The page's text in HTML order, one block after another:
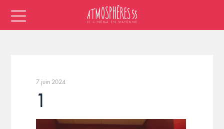
7 juin 2024
1